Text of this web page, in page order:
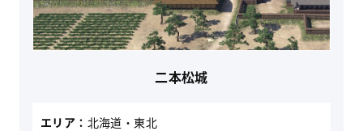
二本松城
エリア： 北海道・東北